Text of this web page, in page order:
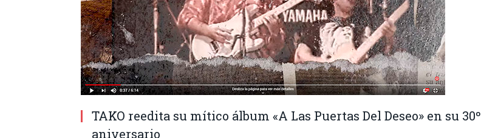
TAKO reedita su mítico álbum «A Las Puertas Del Deseo» en su 30º
aniversario